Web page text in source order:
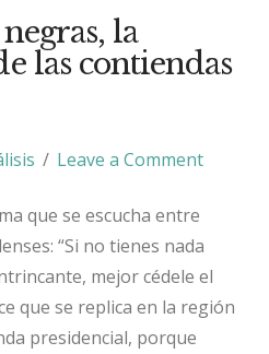
la
las contiendas
Leave a Comment
que se escucha entre
“Si no tienes nada
mejor cédele el
que se replica en la región
presidencial, porque